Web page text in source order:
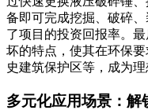
备即可完成挖掘、破碎
了项目的投资回报率。
坏的特点，使其在环保
史建筑保护区等，成为理
多元化应用场景：解